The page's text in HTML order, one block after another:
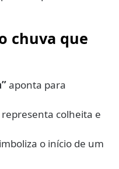
chuva que
aponta para
representa colheita e
o início de um